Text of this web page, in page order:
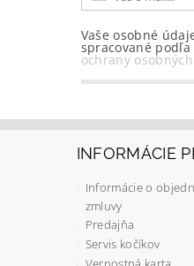
Vaše osobné
spracované podľa
ochrany
INFORMÁCIE
Informácie o
zmluvy
Predajňa
Servis kočíkov